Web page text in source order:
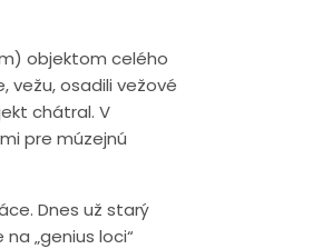
objektom celého
vežu, osadili vežové
chátral. V
pre múzejnú
Dnes už starý
„genius loci“